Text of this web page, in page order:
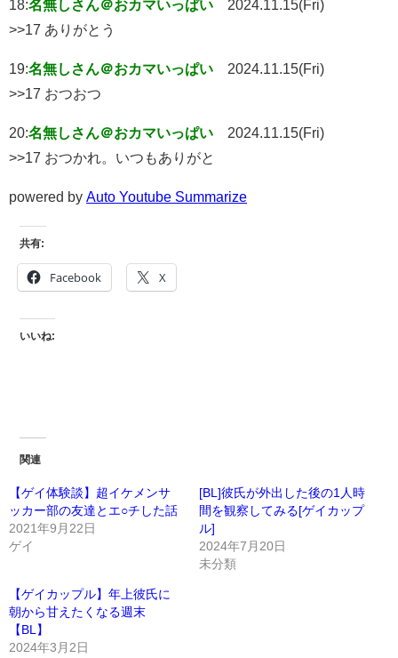
18:名無しさん＠おカマいっぱい
2024.11.15(Fri)
>>17 ありがとう
19:名無しさん＠おカマいっぱい
2024.11.15(Fri)
>>17 おつおつ
20:名無しさん＠おカマいっぱい
2024.11.15(Fri)
>>17 おつかれ。いつもありがと
powered by Auto Youtube Summarize
共有:
Facebook X
いいね:
関連
【ゲイ体験談】超イケメンサ
ッカー部の友達とエ○チした話
2021年9月22日
ゲイ
[BL]彼氏が外出した後の1人時
間を観察してみる[ゲイカップ
ル]
2024年7月20日
未分類
【ゲイカップル】年上彼氏に
朝から甘えたくなる週末
【BL】
2024年3月2日